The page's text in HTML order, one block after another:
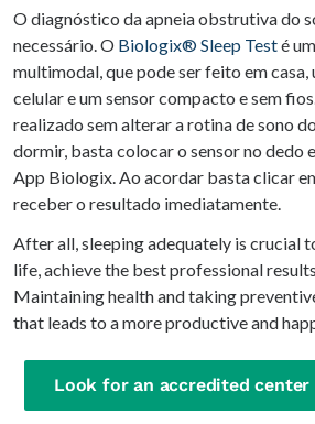
O diagnóstico da apneia obstrutiva do
necessário. O Biologix® Sleep Testé
multimodal, que pode ser feito em casa,
celular e um sensor compacto e sem
realizado sem alterar a rotina de sono
dormir, basta colocar o sensor no dedo
App Biologix. Ao acordar basta clicar
receber o resultado imediatamente.
After all, sleeping adequately is crucial
life, achieve the best professional
Maintaining health and taking
that leads to a more productive and
Look for an accredited center